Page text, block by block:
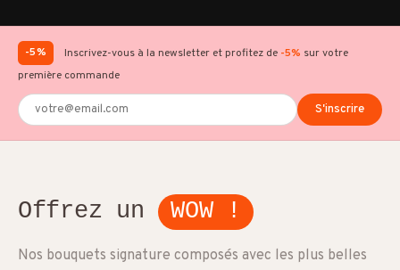
-5% Inscrivez-vous à la newsletter et profitez de -5% sur votre
première commande
S'inscrire
Offrez un WOW !
Nos bouquets signature composés avec les plus belles